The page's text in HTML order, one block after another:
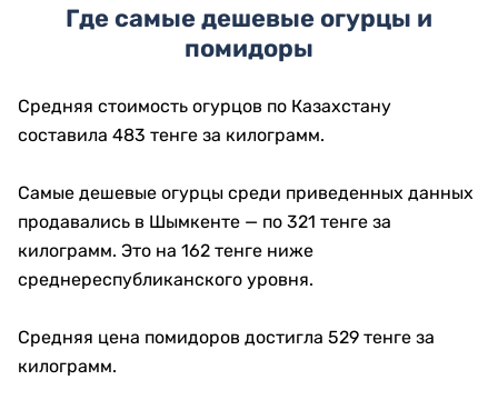
Где самые дешевые огурцы и
помидоры
Средняя стоимость огурцов по Казахстану
составила 483 тенге за килограмм.
Самые дешевые огурцы среди приведенных данных
продавались в Шымкенте — по 321 тенге за
килограмм. Это на 162 тенге ниже
среднереспубликанского уровня.
Средняя цена помидоров достигла 529 тенге за
килограмм.